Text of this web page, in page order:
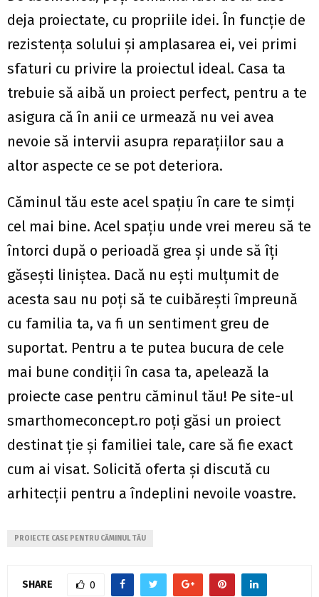
deja proiectate, cu propriile idei. În funcție de
rezistența solului și amplasarea ei, vei primi
sfaturi cu privire la proiectul ideal. Casa ta
trebuie să aibă un proiect perfect, pentru a te
asigura că în anii ce urmează nu vei avea
nevoie să intervii asupra reparațiilor sau a
altor aspecte ce se pot deteriora.
Căminul tău este acel spațiu în care te simți
cel mai bine. Acel spațiu unde vrei mereu să te
întorci după o perioadă grea și unde să îți
găsești liniștea. Dacă nu ești mulțumit de
acesta sau nu poți să te cuibărești împreună
cu familia ta, va fi un sentiment greu de
suportat. Pentru a te putea bucura de cele
mai bune condiții în casa ta, apelează la
proiecte case pentru căminul tău! Pe site-ul
smarthomeconcept.ro poți găsi un proiect
destinat ție și familiei tale, care să fie exact
cum ai visat. Solicită oferta și discută cu
arhitecții pentru a îndeplini nevoile voastre.
PROIECTE CASE PENTRU CĂMINUL TĂU
SHARE 0